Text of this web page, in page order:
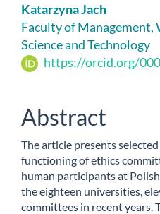
Katarzyna Jach
Faculty of
Science and Technology
https://orcid.org/
Abstract
The article presents
functioning of ethics
human participants at
the eighteen universities,
committees in recent years.